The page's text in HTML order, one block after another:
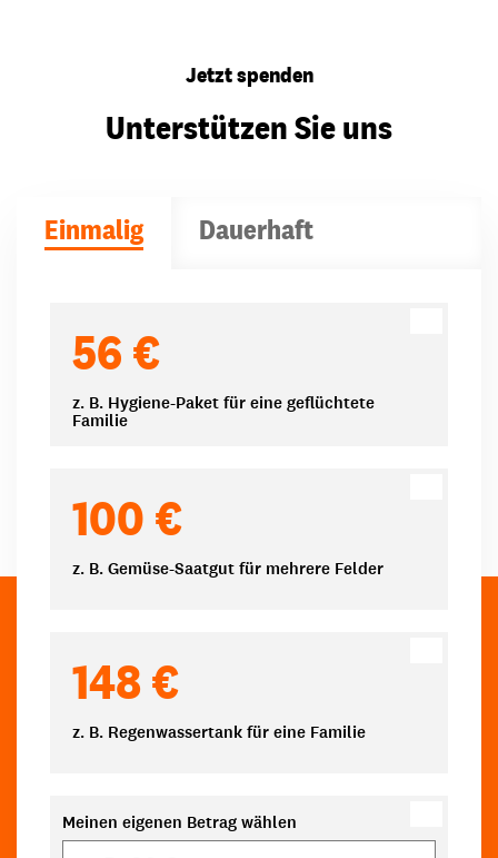
Jetzt spenden
Unterstützen Sie uns
Einmalig Dauerhaft
56 €
z. B. Hygiene-Paket für eine geflüchtete
Familie
100 €
z. B. Gemüse-Saatgut für mehrere Felder
148 €
z. B. Regenwassertank für eine Familie
Meinen eigenen Betrag wählen